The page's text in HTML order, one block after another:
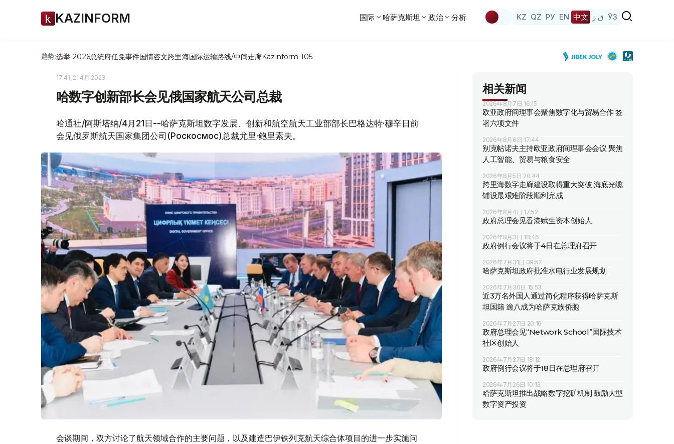
KAZINFORM 国际 哈萨克斯坦 政治 分析 KZ QZ РУ EN 中文 ق ز ЎЗ
趋势:选举-2026总统府任免事件国情咨文跨里海国际运输路线/中间走廊Kazinform-105
17:41, 21 4月 2023
哈数字创新部长会见俄国家航天公司总裁
哈通社/阿斯塔纳/4月21日--哈萨克斯坦数字发展、创新和航空航天工业部部长巴格达特·穆辛日前
会见俄罗斯航天国家集团公司(Роскосмос)总裁尤里·鲍里索夫。
会谈期间，双方讨论了航天领域合作的主要问题，以及建造巴伊铁列克航天综合体项目的进一步实施问
相关新闻
2026年8月7日 16:15
欧亚政府间理事会聚焦数字化与贸易合作 签
署六项文件
2026年8月6日 17:44
别克帖诺夫主持欧亚政府间理事会会议 聚焦
人工智能、贸易与粮食安全
2026年8月5日 20:44
跨里海数字走廊建设取得重大突破 海底光缆
铺设最艰难阶段顺利完成
2026年8月4日 17:52
政府总理会见香港赋生资本创始人
2026年8月3日 18:46
政府例行会议将于4日在总理府召开
2026年7月31日 09:57
哈萨克斯坦政府批准水电行业发展规划
2026年7月30日 15:53
近3万名外国人通过简化程序获得哈萨克斯
坦国籍 逾八成为哈萨克族侨胞
2026年7月27日 20:16
政府总理会见“Network School”国际技术
社区创始人
2026年7月27日 18:12
政府例行会议将于18日在总理府召开
2026年7月26日 10:13
哈萨克斯坦推出战略数字挖矿机制 鼓励大型
数字资产投资